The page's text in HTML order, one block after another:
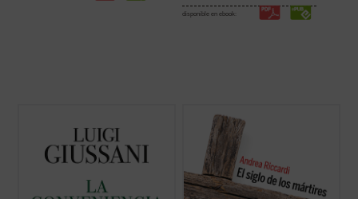
disponible en ebook:
de don Luigi Giussani en los Ejercicios
espirituales de la Fraternidad de Comunión
y Liberación celebrados entre 1985 y 1987
y los diálogos que éstas suscitaron.
El siglo XX produjo las declaraciones de los
derechos humanos, pero también
centenares de millones de víctimas
masacradas en genocidios, guerras civiles
y mundiales, deportaciones, aniquilaciones
de etnias, clases y grupos religiosos o ...
(ver ficha)